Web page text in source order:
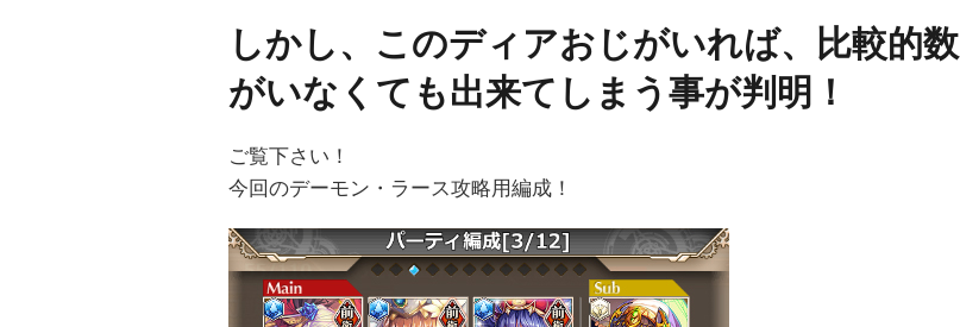
しかし、このディアおじがいれば、比較的数
がいなくても出来てしまう事が判明！
ご覧下さい！
今回のデーモン・ラース攻略用編成！